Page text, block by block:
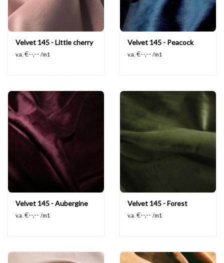
Velvet 145 - Little cherry
v.a. €--,-- /m1
Velvet 145 - Peacock
v.a. €--,-- /m1
Velvet 145 - Aubergine
v.a. €--,-- /m1
Velvet 145 - Forest
v.a. €--,-- /m1